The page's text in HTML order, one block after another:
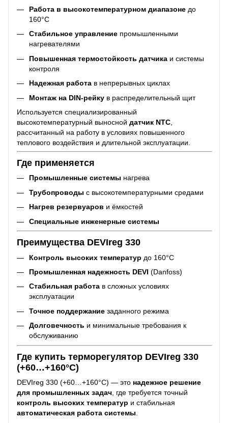
Работа в высокотемпературном диапазоне до
160°C
Стабильное управление промышленными
нагревателями
Повышенная термостойкость датчика и системы
контроля
Надежная работа в непрерывных циклах
Монтаж на DIN-рейку в распределительный щит
Используется специализированный
высокотемпературный выносной датчик NTC
рассчитанный на работу в условиях повышенного
теплового воздействия и длительной эксплуатации.
Где применяется
Промышленные системы нагрева
Трубопроводы с высокотемпературными средами
Нагрев резервуаров и ёмкостей
Специальные инженерные системы
Преимущества DEVIreg 330
Контроль высоких температур до 160°C
Промышленная надежность DEVI (Danfoss)
Стабильная работа в сложных условиях
эксплуатации
Точное поддержание заданного режима
Долговечность и минимальные требования к
обслуживанию
Где купить терморегулятор DEVIreg 330
(+60…+160°C)
DEVIreg 330 (+60…+160°C) — это надежное решение
для промышленных задач , где требуется точный
контроль высоких температур и стабильная
автоматическая работа системы